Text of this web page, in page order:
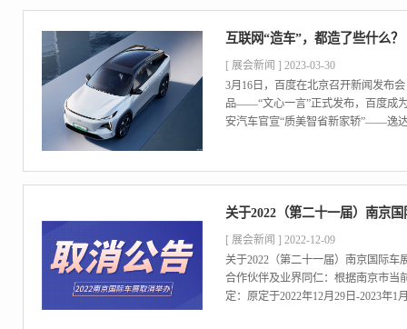
互联网“造车”，都造了些什么？
[ 展会新闻 ] 2023-03-30
3月16日，百度在北京召开新闻发布
品——“文心一言”正式发布，百度成
安汽车官宣“质美智省新家轿”——逸
关于2022（第二十一届）南京
[ 展会新闻 ] 2022-12-09
关于2022（第二十一届）南京国际
合作伙伴及业界同仁：根据南京市当
定：原定于2022年12月29日-2023年1